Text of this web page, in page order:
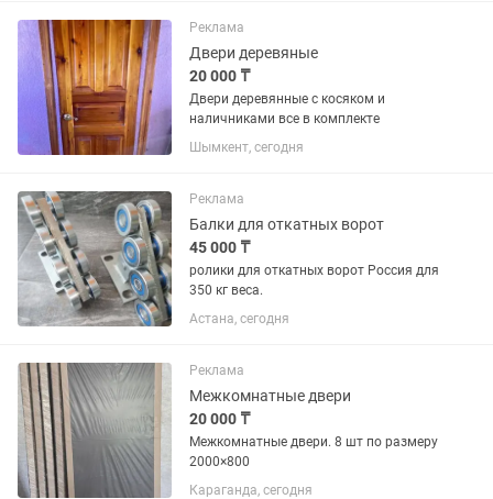
Реклама
Двери деревяные
20 000 ₸
Двери деревянные с косяком и
наличниками все в комплекте
Шымкент, сегодня
Реклама
Балки для откатных ворот
45 000 ₸
ролики для откатных ворот Россия для
350 кг веса.
Астана, сегодня
Реклама
Межкомнатные двери
20 000 ₸
Межкомнатные двери. 8 шт по размеру
2000×800
Караганда, сегодня